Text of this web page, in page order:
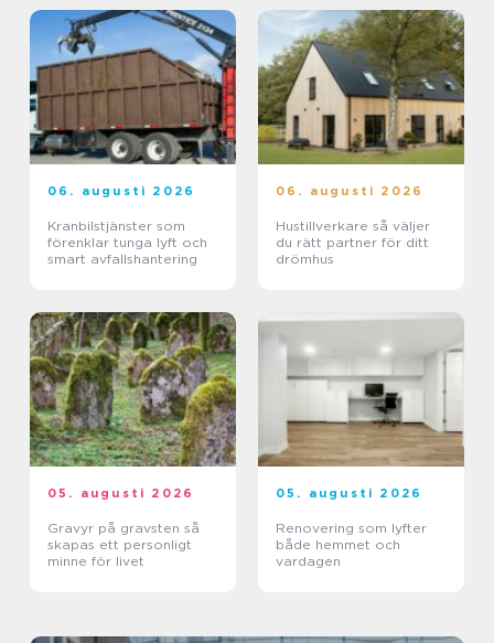
06. augusti 2026
Kranbilstjänster som
förenklar tunga lyft och
smart avfallshantering
06. augusti 2026
Hustillverkare så väljer
du rätt partner för ditt
drömhus
05. augusti 2026
Gravyr på gravsten så
skapas ett personligt
minne för livet
05. augusti 2026
Renovering som lyfter
både hemmet och
vardagen